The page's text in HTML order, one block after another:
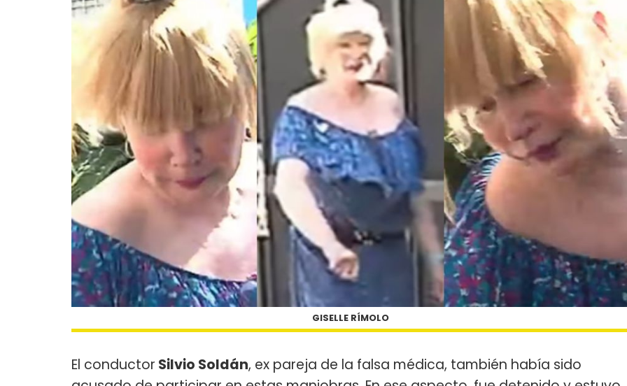
GISELLE RÍMOLO
El conductor Silvio Soldán, ex pareja de la falsa médica, también había sido